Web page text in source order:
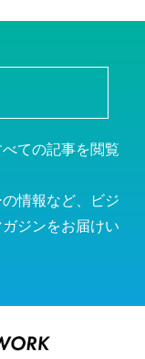
ての記事を閲覧
情報など、ビジ
ジンをお届けい